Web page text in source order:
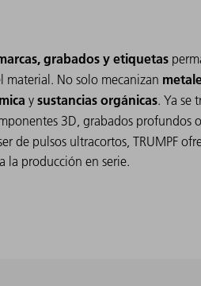
grabados y etiquetas
material. No solo mecanizan
y sustancias orgánicas. Ya se
3D, grabados profundos o
de pulsos ultracortos, TRUMPF
la producción en serie.